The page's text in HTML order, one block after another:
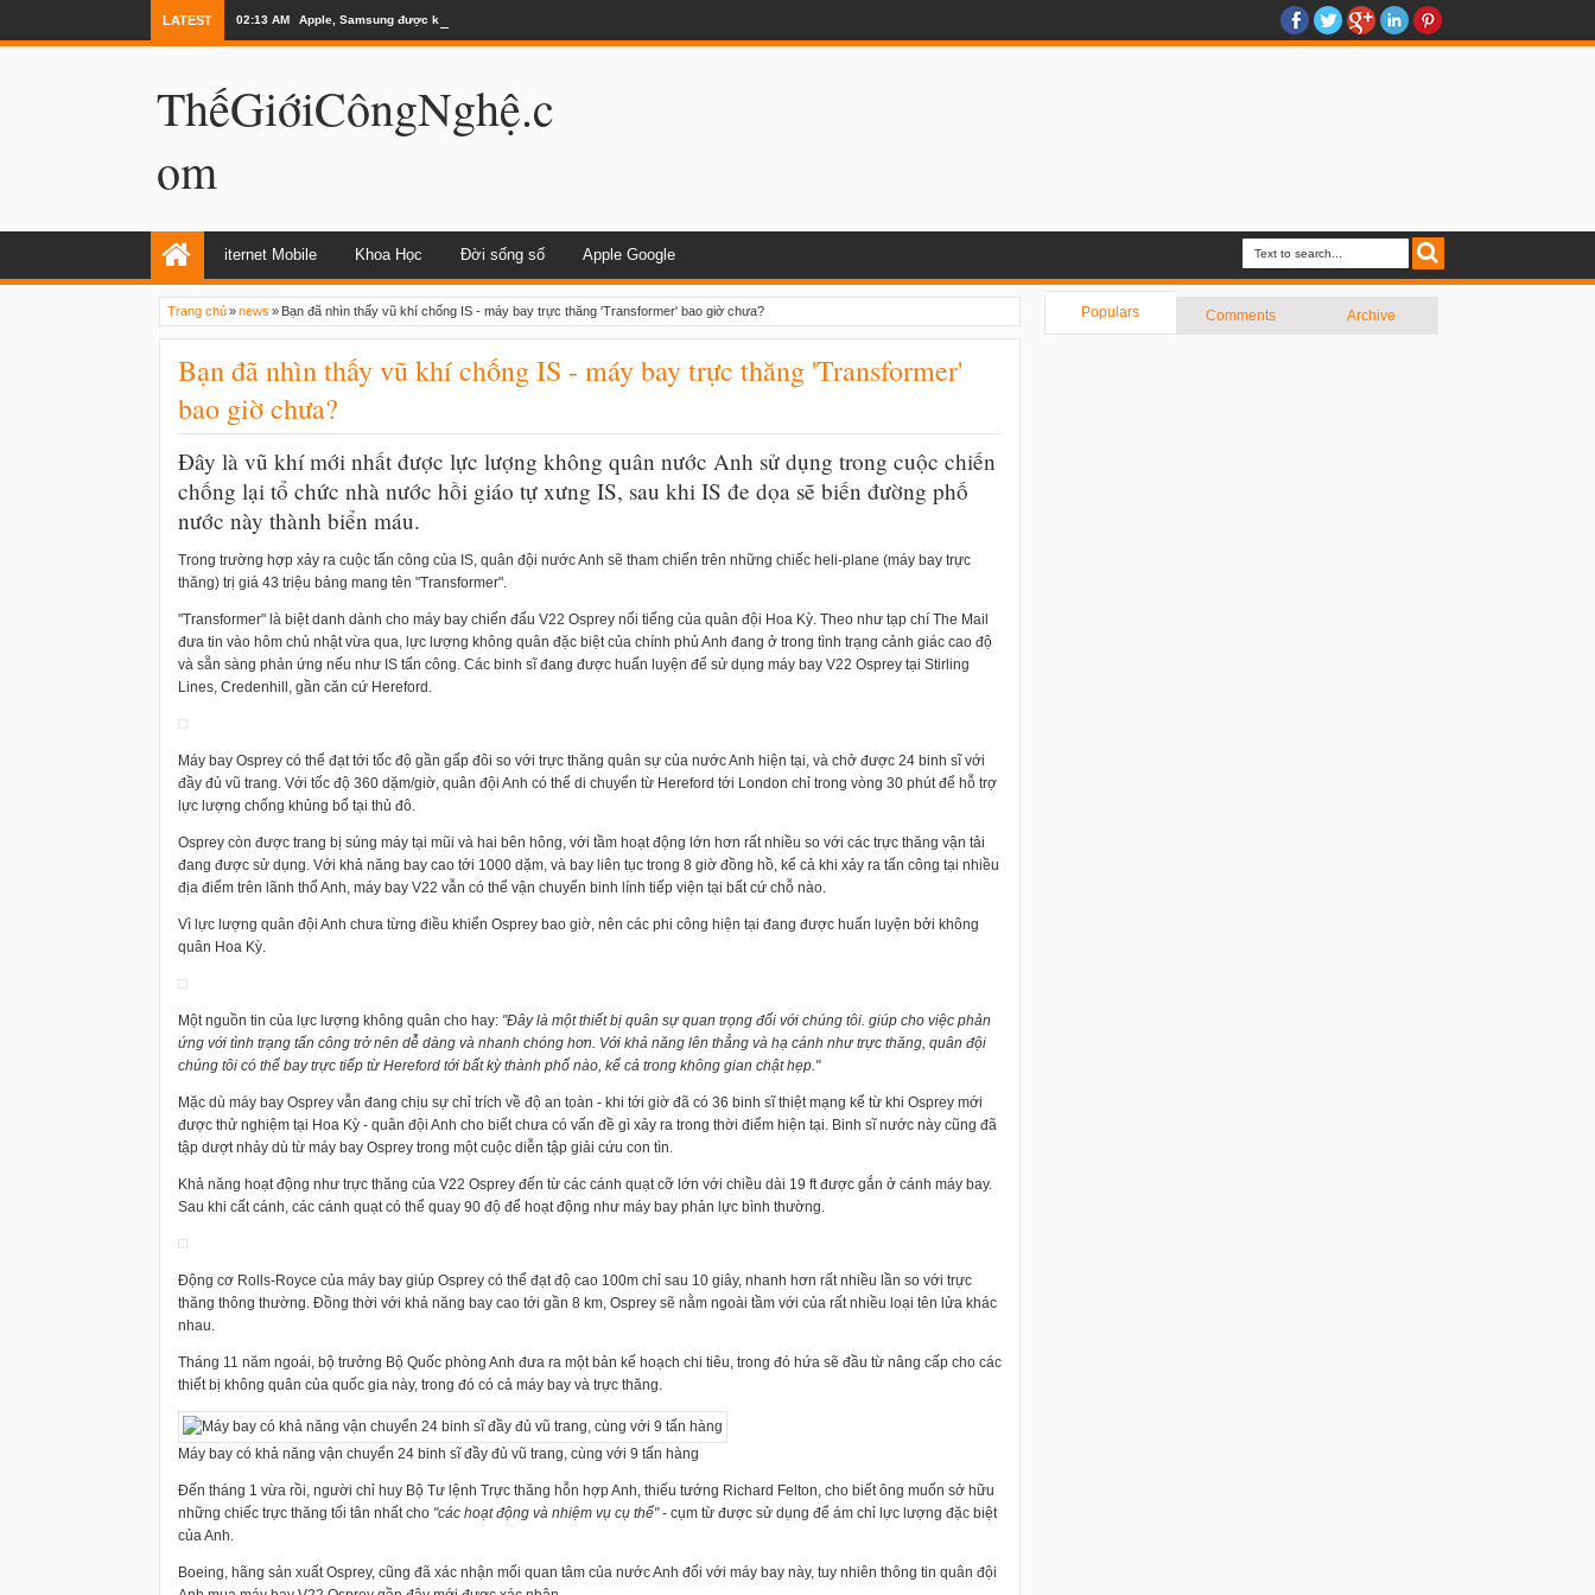
LATEST 02:13 AM Apple, Samsung được kêu gọi chặn ứng dụng khi lái xe
ThếGiớiCôngNghệ.c
om
iternet Mobile Khoa Học Đời sống số Apple Google
Populars Comments Archive
Trang chủ»news » Bạn đã nhìn thấy vũ khí chống IS - máy bay trực thăng 'Transformer' bao giờ chưa?
Bạn đã nhìn thấy vũ khí chống IS - máy bay trực thăng 'Transformer'
bao giờ chưa?
Đây là vũ khí mới nhất được lực lượng không quân nước Anh sử dụng trong cuộc chiến
chống lại tổ chức nhà nước hồi giáo tự xưng IS, sau khi IS đe dọa sẽ biến đường phố
nước này thành biển máu.
Trong trường hợp xảy ra cuộc tấn công của IS, quân đội nước Anh sẽ tham chiến trên những chiếc heli-plane (máy bay trực
thăng) trị giá 43 triệu bảng mang tên "Transformer".
"Transformer" là biệt danh dành cho máy bay chiến đấu V22 Osprey nổi tiếng của quân đội Hoa Kỳ. Theo như tạp chí The Mail
đưa tin vào hôm chủ nhật vừa qua, lực lượng không quân đặc biệt của chính phủ Anh đang ở trong tình trạng cảnh giác cao độ
và sẵn sàng phản ứng nếu như IS tấn công. Các binh sĩ đang được huấn luyện để sử dụng máy bay V22 Osprey tại Stirling
Lines, Credenhill, gần căn cứ Hereford.
Máy bay Osprey có thể đạt tới tốc độ gần gấp đôi so với trực thăng quân sự của nước Anh hiện tại, và chở được 24 binh sĩ với
đầy đủ vũ trang. Với tốc độ 360 dặm/giờ, quân đội Anh có thể di chuyển từ Hereford tới London chỉ trong vòng 30 phút để hỗ trợ
lực lượng chống khủng bố tại thủ đô.
Osprey còn được trang bị súng máy tại mũi và hai bên hông, với tầm hoạt động lớn hơn rất nhiều so với các trực thăng vận tải
đang được sử dụng. Với khả năng bay cao tới 1000 dặm, và bay liên tục trong 8 giờ đồng hồ, kể cả khi xảy ra tấn công tại nhiều
địa điểm trên lãnh thổ Anh, máy bay V22 vẫn có thể vận chuyển binh lính tiếp viện tại bất cứ chỗ nào.
Vì lực lượng quân đội Anh chưa từng điều khiển Osprey bao giờ, nên các phi công hiện tại đang được huấn luyện bởi không
quân Hoa Kỳ.
Một nguồn tin của lực lượng không quân cho hay: "Đây là một thiết bị quân sự quan trọng đối với chúng tôi. giúp cho việc phản
ứng với tình trạng tấn công trở nên dễ dàng và nhanh chóng hơn. Với khả năng lên thẳng và hạ cánh như trực thăng, quân đội
chúng tôi có thể bay trực tiếp từ Hereford tới bất kỳ thành phố nào, kể cả trong không gian chật hẹp."
Mặc dù máy bay Osprey vẫn đang chịu sự chỉ trích về độ an toàn - khi tới giờ đã có 36 binh sĩ thiệt mạng kể từ khi Osprey mới
được thử nghiệm tại Hoa Kỳ - quân đội Anh cho biết chưa có vấn đề gì xảy ra trong thời điểm hiện tại. Binh sĩ nước này cũng đã
tập dượt nhảy dù từ máy bay Osprey trong một cuộc diễn tập giải cứu con tìn.
Khả năng hoạt động như trực thăng của V22 Osprey đến từ các cánh quạt cỡ lớn với chiều dài 19 ft được gắn ở cánh máy bay.
Sau khi cất cánh, các cánh quạt có thể quay 90 độ để hoạt động như máy bay phản lực bình thường.
Động cơ Rolls-Royce của máy bay giúp Osprey có thể đạt độ cao 100m chỉ sau 10 giây, nhanh hơn rất nhiều lần so với trực
thăng thông thường. Đồng thời với khả năng bay cao tới gần 8 km, Osprey sẽ nằm ngoài tầm với của rất nhiều loại tên lửa khác
nhau.
Tháng 11 năm ngoái, bộ trưởng Bộ Quốc phòng Anh đưa ra một bản kế hoạch chi tiêu, trong đó hứa sẽ đầu từ nâng cấp cho các
thiết bị không quân của quốc gia này, trong đó có cả máy bay và trực thăng.
Máy bay có khả năng vận chuyển 24 binh sĩ đầy đủ vũ trang, cùng với 9 tấn hàng
Đến tháng 1 vừa rồi, người chỉ huy Bộ Tư lệnh Trực thăng hỗn hợp Anh, thiếu tướng Richard Felton, cho biết ông muốn sở hữu
những chiếc trực thăng tối tân nhất cho "các hoạt động và nhiệm vụ cụ thể"- cụm từ được sử dụng để ám chỉ lực lượng đặc biệt
của Anh.
Boeing, hãng sản xuất Osprey, cũng đã xác nhận mối quan tâm của nước Anh đối với máy bay này, tuy nhiên thông tin quân đội